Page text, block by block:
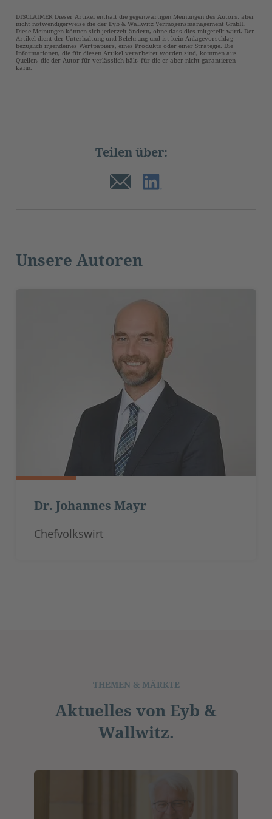
DISCLAIMER Dieser Artikel enthält die gegenwärtigen Meinungen des Autors, aber
nicht notwendigerweise die der Eyb & Wallwitz Vermögensmanagement GmbH.
Diese Meinungen können sich jederzeit ändern, ohne dass dies mitgeteilt wird. Der
Artikel dient der Unterhaltung und Belehrung und ist kein Anlagevorschlag
bezüglich irgendeines Wertpapiers, eines Produkts oder einer Strategie. Die
Informationen, die für diesen Artikel verarbeitet worden sind, kommen aus
Quellen, die der Autor für verlässlich hält, für die er aber nicht garantieren
kann.
Teilen über:
Unsere Autoren
Dr. Johannes Mayr
Chefvolkswirt
THEMEN & MÄRKTE
Aktuelles von Eyb &
Wallwitz.